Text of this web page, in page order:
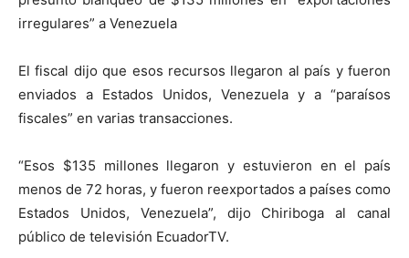
irregulares” a Venezuela
El fiscal dijo que esos recursos llegaron al país y fueron
enviados a Estados Unidos, Venezuela y a “paraísos
fiscales” en varias transacciones.
“Esos $135 millones llegaron y estuvieron en el país
menos de 72 horas, y fueron reexportados a países como
Estados Unidos, Venezuela”, dijo Chiriboga al canal
público de televisión EcuadorTV.